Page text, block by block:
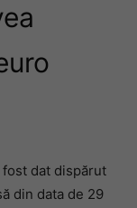
dat dispărut
din data de 29